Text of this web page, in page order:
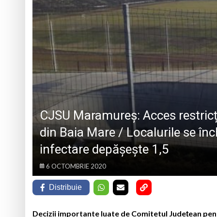
Atelier de lucru
Ce facem în
„Sprijin pentru
Ana Ignat de la
CJSU Maramureș: Acces
din Baia Mare / Localurile se
infectare depășește 1,5
6 OCTOMBRIE 2020
Distribuie
Decizii importante luate de Comitetul Județean